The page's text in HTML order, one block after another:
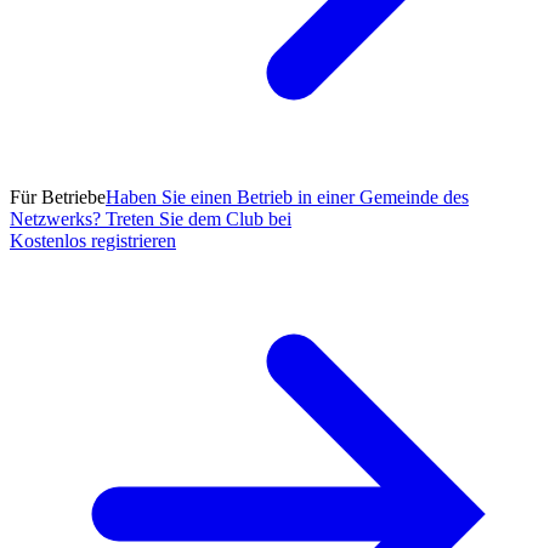
Für BetriebeHaben Sie einen Betrieb in einer Gemeinde des
Netzwerks? Treten Sie dem Club bei
Kostenlos registrieren